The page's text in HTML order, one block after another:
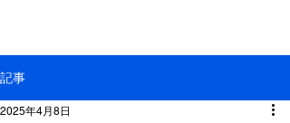
記事
2025年4月8日